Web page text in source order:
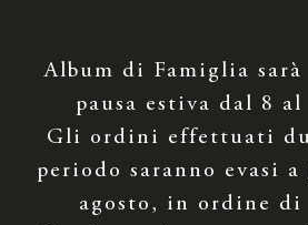
Album di Famiglia
pausa estiva dal 8 al
Gli ordini effettuati
periodo saranno evasi
agosto, in ordine di